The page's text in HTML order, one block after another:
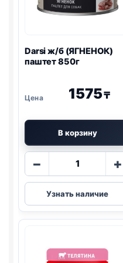
Darsi ж/б (ЯГНЕНОК)
паштет 850г
1575₸
В корзину
−
Количество
Darsi
ж/
б
850г
+
Узнать наличие